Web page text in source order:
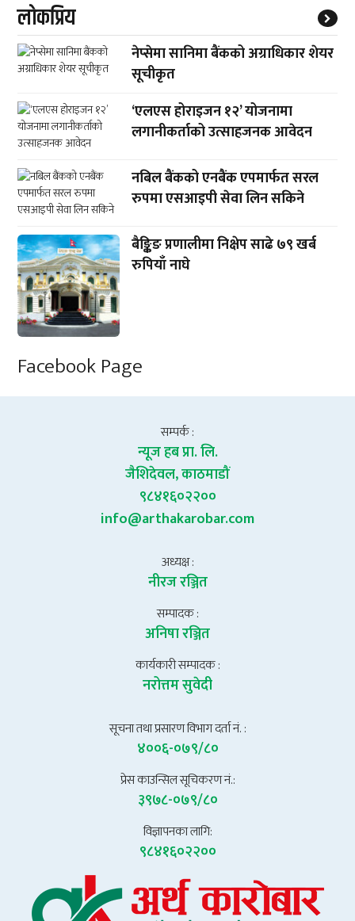
लाेकप्रिय
नेप्सेमा सानिमा बैंकको अग्राधिकार शेयर
सूचीकृत
‘एलएस होराइजन १२’ योजनामा
लगानीकर्ताको उत्साहजनक आवेदन
नबिल बैंकको एनबैंक एपमार्फत सरल
रुपमा एसआइपी सेवा लिन सकिने
बैङ्किङ प्रणालीमा निक्षेप साढे ७९ खर्ब
रुपियाँ नाघे
Facebook Page
सम्पर्क :
न्यूज हब प्रा. लि.
जैशिदेवल, काठमाडौं
९८४१६०२२००
info@arthakarobar.com
अध्यक्ष :
नीरज रञ्जित
सम्पादक :
अनिषा रञ्जित
कार्यकारी सम्पादक :
नरोत्तम सुवेदी
सूचना तथा प्रसारण विभाग दर्ता नं. :
४००६-०७९/८०
प्रेस काउन्सिल सूचिकरण नं.:
३९७८-०७९/८०
विज्ञापनका लागि:
९८४१६०२२००